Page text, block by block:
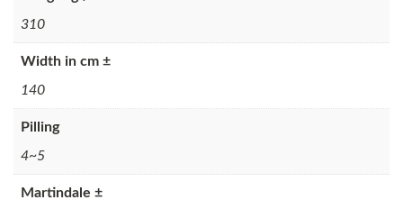
310
Width in cm ±
140
Pilling
4~5
Martindale ±